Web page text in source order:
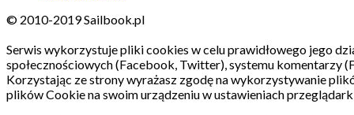
© 2010-2019 Sailbook.pl
Serwis wykorzystuje pliki cookies w celu prawidłowego jego
społecznościowych (Facebook, Twitter), systemu komentarzy
Korzystając ze strony wyrażasz zgodę na wykorzystywanie
plików Cookie na swoim urządzeniu w ustawieniach